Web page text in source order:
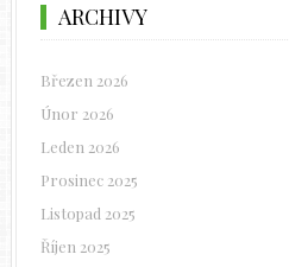
ARCHIVY
Březen 2026
Únor 2026
Leden 2026
Prosinec 2025
Listopad 2025
Říjen 2025